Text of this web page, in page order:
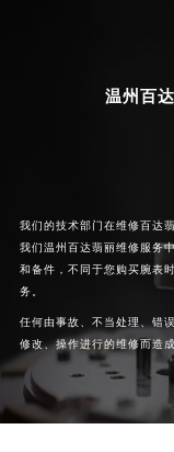
温州百
我们的技术部门在维修百达
我们温州百达翡丽维修服务
和备件，不同于您购买腕表
务。
任何由事故、不当处理、错
修改、操作进行的维修而造